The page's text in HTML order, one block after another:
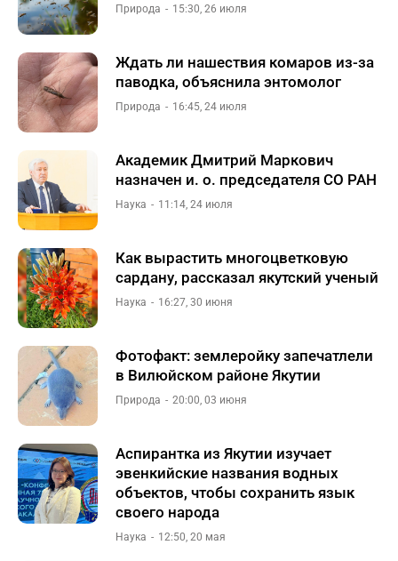
Природа 15:30, 26 июля
Ждать ли нашествия комаров из-за
паводка, объяснила энтомолог
Природа 16:45, 24 июля
Академик Дмитрий Маркович
назначен и. о. председателя СО РАН
Наука 11:14, 24 июля
Как вырастить многоцветковую
сардану, рассказал якутский ученый
Наука 16:27, 30 июня
Фотофакт: землеройку запечатлели
в Вилюйском районе Якутии
Природа 20:00, 03 июня
Аспирантка из Якутии изучает
эвенкийские названия водных
объектов, чтобы сохранить язык
своего народа
Наука 12:50, 20 мая